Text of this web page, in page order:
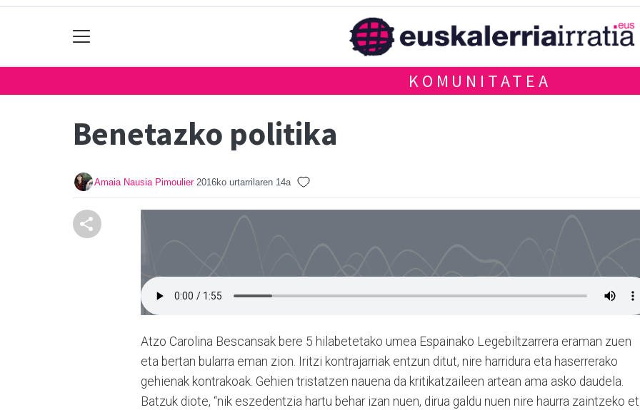
KOMUNITATEA
Benetazko politika
Amaia Nausia Pimoulier 2016ko urtarrilaren 14a
Atzo Carolina Bescansak bere 5 hilabetetako umea Espainako Legebiltzarrera eraman zuen
eta bertan bularra eman zion. Iritzi kontrajarriak entzun ditut, nire harridura eta haserrerako
gehienak kontrakoak. Gehien tristatzen nauena da kritikatzaileen artean ama asko daudela.
Batzuk diote, “nik eszedentzia hartu behar izan nuen, dirua galdu nuen nire haurra zaintzeko